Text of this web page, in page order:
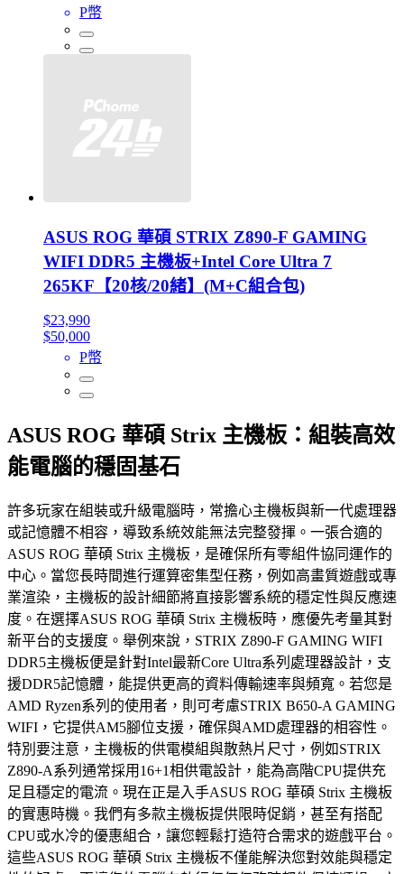
P幣
ASUS ROG 華碩 STRIX Z890-F GAMING
WIFI DDR5 主機板+Intel Core Ultra 7
265KF【20核/20緒】(M+C組合包)
$23,990
$50,000
P幣
ASUS ROG 華碩 Strix 主機板：組裝高效
能電腦的穩固基石
許多玩家在組裝或升級電腦時，常擔心主機板與新一代處理器
或記憶體不相容，導致系統效能無法完整發揮。一張合適的
ASUS ROG 華碩 Strix 主機板，是確保所有零組件協同運作的
中心。當您長時間進行運算密集型任務，例如高畫質遊戲或專
業渲染，主機板的設計細節將直接影響系統的穩定性與反應速
度。在選擇ASUS ROG 華碩 Strix 主機板時，應優先考量其對
新平台的支援度。舉例來說，STRIX Z890-F GAMING WIFI
DDR5主機板便是針對Intel最新Core Ultra系列處理器設計，支
援DDR5記憶體，能提供更高的資料傳輸速率與頻寬。若您是
AMD Ryzen系列的使用者，則可考慮STRIX B650-A GAMING
WIFI，它提供AM5腳位支援，確保與AMD處理器的相容性。
特別要注意，主機板的供電模組與散熱片尺寸，例如STRIX
Z890-A系列通常採用16+1相供電設計，能為高階CPU提供充
足且穩定的電流。現在正是入手ASUS ROG 華碩 Strix 主機板
的實惠時機。我們有多款主機板提供限時促銷，甚至有搭配
CPU或水冷的優惠組合，讓您輕鬆打造符合需求的遊戲平台。
這些ASUS ROG 華碩 Strix 主機板不僅能解決您對效能與穩定